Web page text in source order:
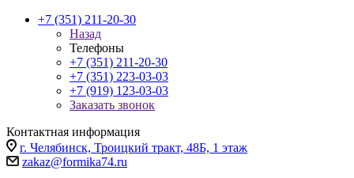
+7 (351) 211-20-30
Назад
Телефоны
+7 (351) 211-20-30
+7 (351) 223-03-03
+7 (919) 123-03-03
Заказать звонок
Контактная информация
г. Челябинск, Троицкий тракт, 48Б, 1 этаж
zakaz@formika74.ru